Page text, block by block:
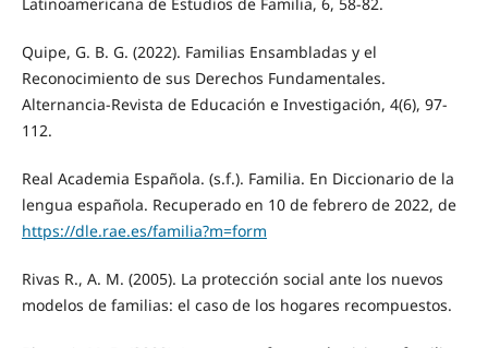
Quipe, G. B. G. (2022). Familias Ensambladas y el
Reconocimiento de sus Derechos Fundamentales.
Alternancia-Revista de Educación e Investigación, 4(6), 97-
112.
Real Academia Española. (s.f.). Familia. En Diccionario de la
lengua española. Recuperado en 10 de febrero de 2022, de
https://dle.rae.es/familia?m=form
Rivas R., A. M. (2005). La protección social ante los nuevos
modelos de familias: el caso de los hogares recompuestos.